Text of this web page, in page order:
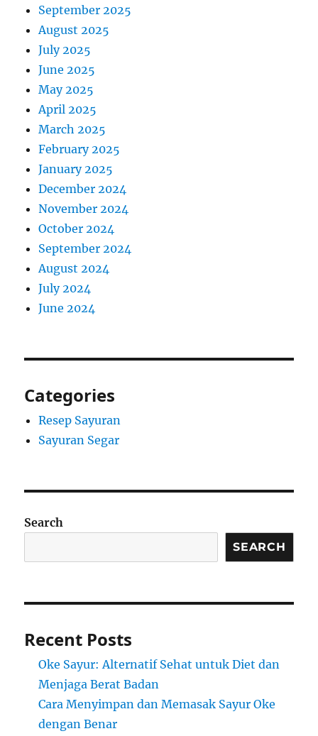
September 2025
August 2025
July 2025
June 2025
May 2025
April 2025
March 2025
February 2025
January 2025
December 2024
November 2024
October 2024
September 2024
August 2024
July 2024
June 2024
Categories
Resep Sayuran
Sayuran Segar
Search
SEARCH
Recent Posts
Oke Sayur: Alternatif Sehat untuk Diet dan
Menjaga Berat Badan
Cara Menyimpan dan Memasak Sayur Oke
dengan Benar